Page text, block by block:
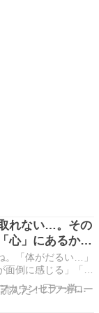
れない…。その
心」にあるかも
。「体がだるい…」
面倒に感じる」「休
感がある」そんな状
か？ 実は、夏は体
院学院長 石川千鶴・公認心理師